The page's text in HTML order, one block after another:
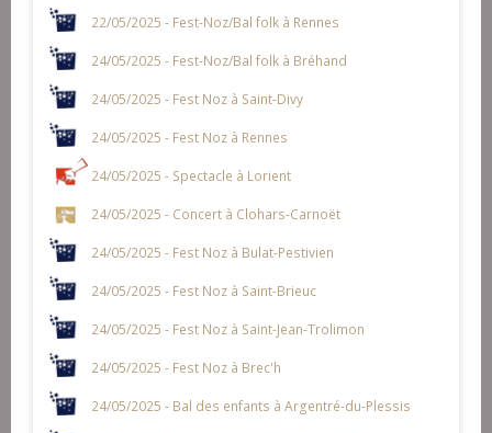
22/05/2025 - Fest-Noz/Bal folk à Rennes
24/05/2025 - Fest-Noz/Bal folk à Bréhand
24/05/2025 - Fest Noz à Saint-Divy
24/05/2025 - Fest Noz à Rennes
24/05/2025 - Spectacle à Lorient
24/05/2025 - Concert à Clohars-Carnoët
24/05/2025 - Fest Noz à Bulat-Pestivien
24/05/2025 - Fest Noz à Saint-Brieuc
24/05/2025 - Fest Noz à Saint-Jean-Trolimon
24/05/2025 - Fest Noz à Brec'h
24/05/2025 - Bal des enfants à Argentré-du-Plessis